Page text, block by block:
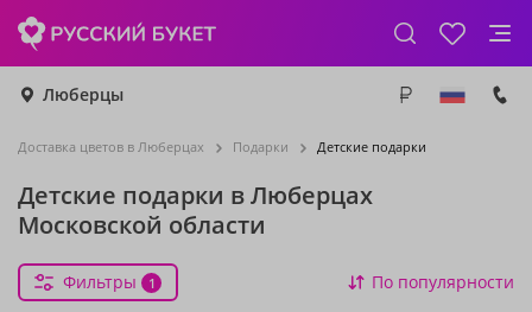
Люберцы
Доставка цветов в Люберцах Подарки Детские подарки
Детские подарки в Люберцах
Московской области
Фильтры 1 По популярности